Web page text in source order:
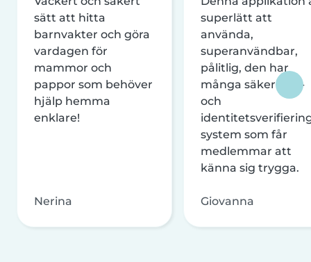
sätt att hitta
barnvakter och göra
vardagen för
mammor och
pappor som behöver
hjälp hemma
enklare!
Nerina
superlätt att
använda,
superanvändbar,
pålitlig, den har
många säkerhets-
och
system som får
medlemmar att
känna sig trygga.
Giovanna